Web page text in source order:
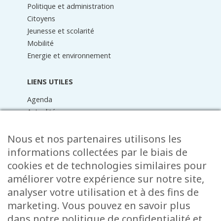
Politique et administration
Citoyens
Jeunesse et scolarité
Mobilité
Energie et environnement
LIENS UTILES
Agenda
Actualités
Raider online
Formulaires
Faq
Contact
CONTACT
15 Rue de l’École
Nous et nos partenaires utilisons les
informations collectées par le biais de
cookies et de technologies similaires pour
améliorer votre expérience sur notre site,
analyser votre utilisation et à des fins de
marketing. Vous pouvez en savoir plus